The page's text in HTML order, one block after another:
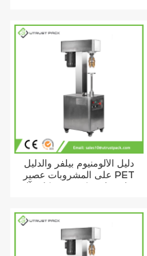
دليل الألومنيوم بيلفر والدليل
على المشروبات عصير PET